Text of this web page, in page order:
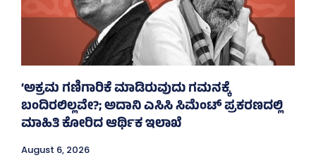
‘ಅಕ್ರಮ ಗಣಿಗಾರಿಕೆ ಮಾಡಿರುವುದು ಗಮನಕ್ಕೆ
ಬಂದಿರಲಿಲ್ಲವೇ?; ಅದಾನಿ ಎಸಿಸಿ ಸಿಮೆಂಟ್ ಪ್ರಕರಣದಲ್ಲಿ
ಮಾಹಿತಿ ಕೋರಿದ ಆರ್ಥಿಕ ಇಲಾಖೆ
August 6, 2026